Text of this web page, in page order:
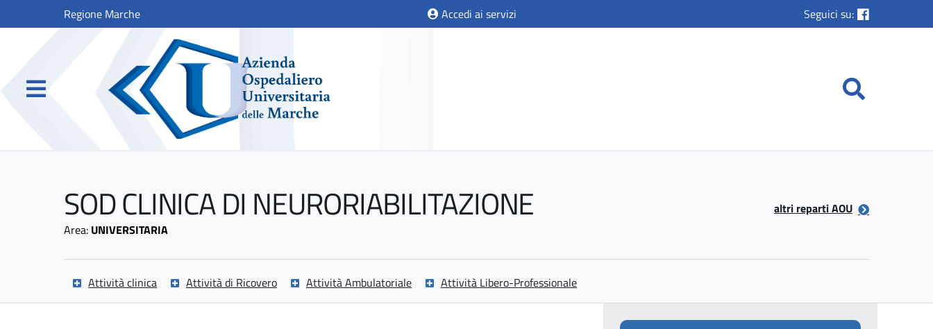
Regione Marche Accedi ai servizi Seguici su:
SOD CLINICA DI NEURORIABILITAZIONE
Area: UNIVERSITARIA
altri reparti AOU
Attività clinica Attività di Ricovero Attività Ambulatoriale Attività Libero-Professionale